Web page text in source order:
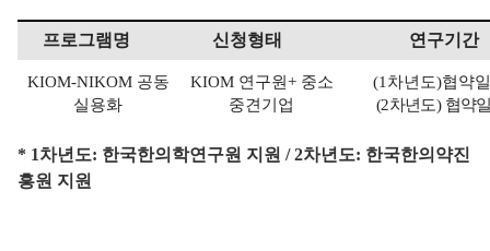
프로그램명 신청형태 연구기간
KIOM-NIKOM 공동
실용화
KIOM 연구원+ 중소
중견기업
(1 차년도)협약일
(2차년도) 협약
* 1차년도: 한국한의학연구원 지원 / 2차년도: 한국한의약진
흥원 지원